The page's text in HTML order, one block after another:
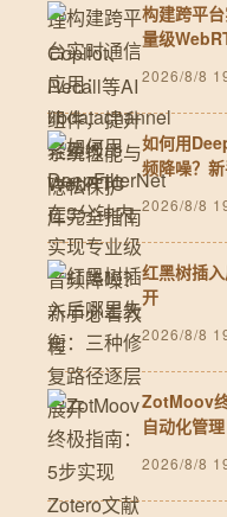
构建跨平
量级
2026/8/8
如何用
频降噪？
2026/8/8
红黑树插
开
2026/8/8
ZotMoov
自动化管理
2026/8/8